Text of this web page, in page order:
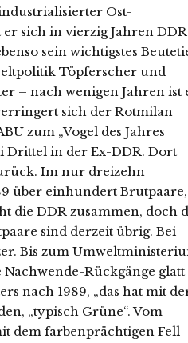
Ost-
sich in vierzig Jahren DDR
sein wichtigstes
Töpferscher und
– nach wenigen Jahren ist
sich der Rotmilan
zum „Vogel des Jahres
Drittel in der Ex-DDR. Dort
Im nur dreizehn
über einhundert Brutpaare,
die DDR zusammen, doch
sind derzeit übrig. Bei
Bis zum
Rückgänge glatt
nach 1989, „das hat mit
„typisch Grüne“. Vom
dem farbenprächtigen Fell